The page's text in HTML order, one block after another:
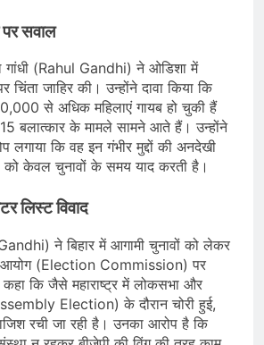
पर सवाल
गांधी (Rahul Gandhi) ने ओडिशा में
चिंता जाहिर की। उन्होंने दावा किया कि
से अधिक महिलाएं गायब हो चुकी हैं
बलात्कार के मामले सामने आते हैं। उन्होंने
लगाया कि वह इन गंभीर मुद्दों की अनदेखी
केवल चुनावों के समय याद करती है।
लिस्ट विवाद
ने बिहार में आगामी चुनावों को लेकर
आयोग (Election Commission) पर
कहा कि जैसे महाराष्ट्र में लोकसभा और
Election) के दौरान चोरी हुई,
रची जा रही है। उनका आरोप है कि